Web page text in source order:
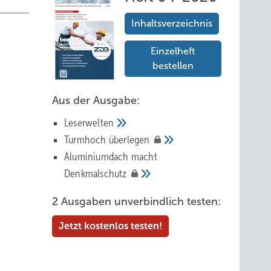
Inhaltsverzeichnis
Einzelheft
bestellen
Aus der Ausgabe:
Leserwelten
Tur mhoch überlegen
Aluminiumdach macht
Denkmalschutz
2 Ausgaben unverbindlich testen:
Jetzt kostenlos testen!